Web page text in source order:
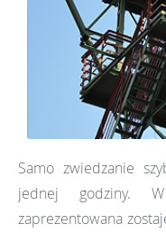
Samo zwiedzanie
jednej godziny.
zaprezentowana